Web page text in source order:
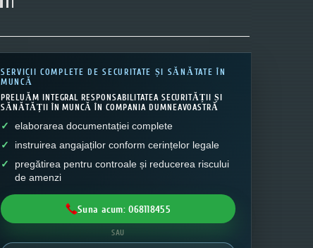
SERVICII COMPLETE DE SECURITATE ȘI SĂNĂTATE ÎN
MUNCĂ
PRELUĂM INTEGRAL RESPONSABILITATEA SECURITĂȚII ȘI
SĂNĂTĂȚII ÎN MUNCĂ ÎN COMPANIA DUMNEAVOASTRĂ
elaborarea documentației complete
instruirea angajaților conform cerințelor legale
pregătirea pentru controale și reducerea riscului
de amenzi
Suna acum: 068118455
SAU